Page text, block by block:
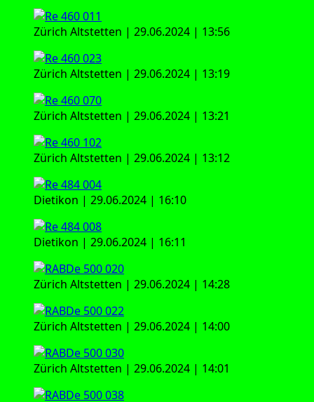
Zürich Alt­stet­ten | 29.06.2024 | 13:56
Zürich Alt­stet­ten | 29.06.2024 | 13:19
Zürich Alt­stet­ten | 29.06.2024 | 13:21
Zürich Alt­stet­ten | 29.06.2024 | 13:12
Die­ti­kon | 29.06.2024 | 16:10
Die­ti­kon | 29.06.2024 | 16:11
Zürich Alt­stet­ten | 29.06.2024 | 14:28
Zürich Alt­stet­ten | 29.06.2024 | 14:00
Zürich Alt­stet­ten | 29.06.2024 | 14:01